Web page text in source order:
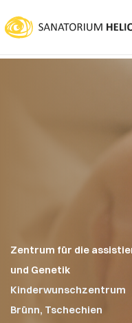
Inhalt
Zentrum für die
und Genetik
Kinderwunschzentrum
Brünn, Tschechien